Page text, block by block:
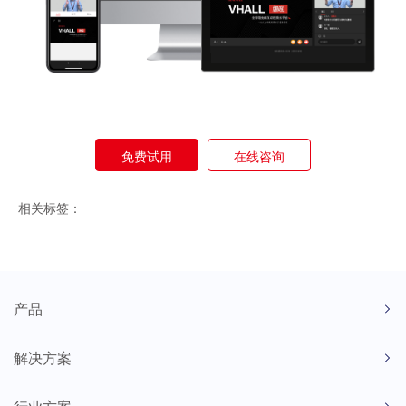
免费试用 在线咨询
相关标签：
产品
解决方案